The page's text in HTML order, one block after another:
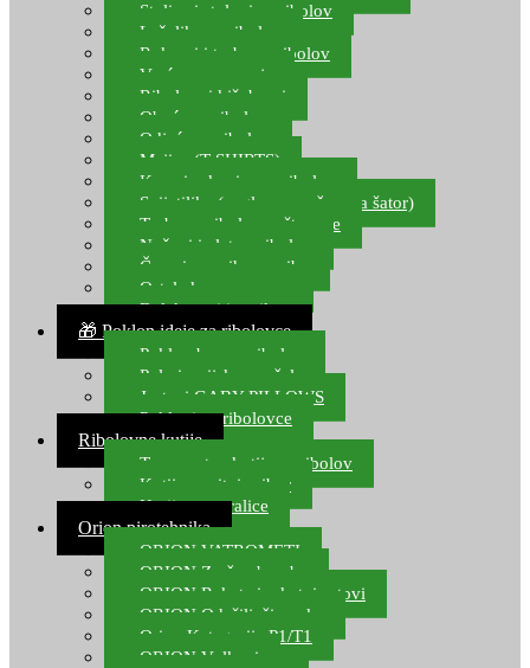
Stolice i stolovi za ribolov
Ležaljke za ribolov
Ruksaci i torbe za ribolov
Vreće za spavanje
Ribolovni kišobrani
Obuća za ribolov
Odjeća za ribolov
Majice (T-SHIRTS)
Kape i rukavice za ribolov
Svijetiljke (naglavne, ručne, za šator)
Torbe za ribolovne štapove
Noževi i alat za ribolov
Čamci za prihranu ribe
Ostala kamp oprema
Dalekozori i optika
🎁 Poklon ideje za ribolovce
Poklon bon za ribolov
Polarizacijske naočale
Jastuci GABY PILLOWS
Pokloni za ribolovce
Ribolovne kutije
Transportne kutije za ribolov
Kutije za sitni pribor
Kutije za varalice
Orion pirotehnika
ORION VATROMETI
ORION Zračne bombe
ORION Rakete i raketni setovi
ORION Odašiljači zvuka
Orion Kategorija P1/T1
ORION Vulkani